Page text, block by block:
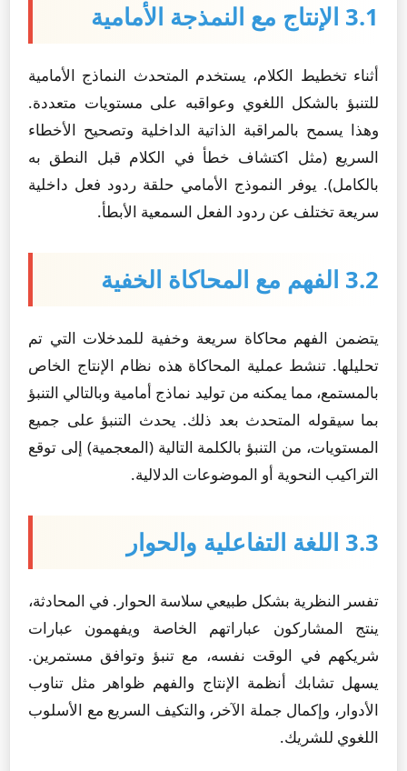
3.1 الإنتاج مع النمذجة الأمامية
أثناء تخطيط الكلام، يستخدم المتحدث النماذج الأمامية
للتنبؤ بالشكل اللغوي وعواقبه على مستويات متعددة.
وهذا يسمح بالمراقبة الذاتية الداخلية وتصحيح الأخطاء
السريع (مثل اكتشاف خطأ في الكلام قبل النطق به
بالكامل). يوفر النموذج الأمامي حلقة ردود فعل داخلية
سريعة تختلف عن ردود الفعل السمعية الأبطأ.
3.2 الفهم مع المحاكاة الخفية
يتضمن الفهم محاكاة سريعة وخفية للمدخلات التي تم
تحليلها. تنشط عملية المحاكاة هذه نظام الإنتاج الخاص
بالمستمع، مما يمكنه من توليد نماذج أمامية وبالتالي التنبؤ
بما سيقوله المتحدث بعد ذلك. يحدث التنبؤ على جميع
المستويات، من التنبؤ بالكلمة التالية (المعجمية) إلى توقع
التراكيب النحوية أو الموضوعات الدلالية.
3.3 اللغة التفاعلية والحوار
تفسر النظرية بشكل طبيعي سلاسة الحوار. في المحادثة،
ينتج المشاركون عباراتهم الخاصة ويفهمون عبارات
شريكهم في الوقت نفسه، مع تنبؤ وتوافق مستمرين.
يسهل تشابك أنظمة الإنتاج والفهم ظواهر مثل تناوب
الأدوار، وإكمال جملة الآخر، والتكيف السريع مع الأسلوب
اللغوي للشريك.